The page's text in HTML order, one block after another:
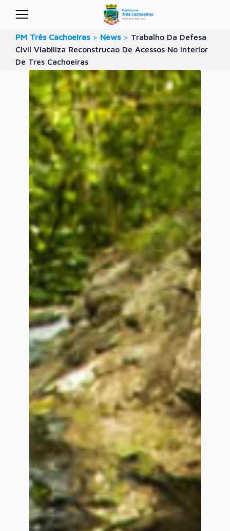
PM Três Cachoeiras > News > Trabalho Da Defesa
Civil Viabiliza Reconstrucao De Acessos No Interior
De Tres Cachoeiras